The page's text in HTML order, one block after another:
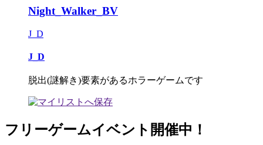
Night_Walker_BV
J_D
J_D
脱出(謎解き)要素があるホラーゲームです
フリーゲームイベント開催中！